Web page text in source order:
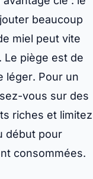
beaucoup
miel peut vite
Le piège est de
léger. Pour un
vous sur des
riches et limitez
début pour
consommées.